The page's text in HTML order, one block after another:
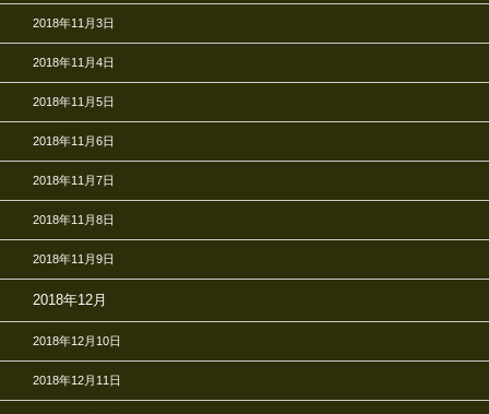
2018年11月3日
2018年11月4日
2018年11月5日
2018年11月6日
2018年11月7日
2018年11月8日
2018年11月9日
2018年12月
2018年12月10日
2018年12月11日